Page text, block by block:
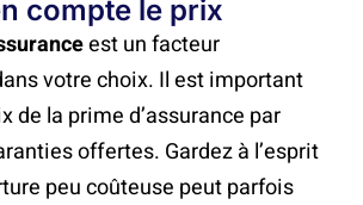
compte le prix
est un facteur
votre choix. Il est important
de la prime d’assurance par
offertes. Gardez à l’esprit
peu coûteuse peut parfois